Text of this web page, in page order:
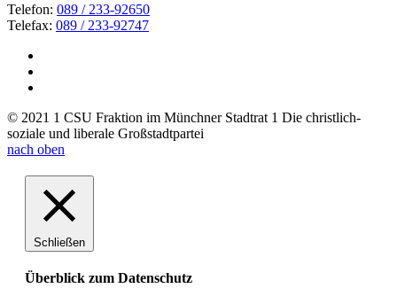
Telefon: 089 / 233-92650
Telefax: 089 / 233-92747
© 2021 1 CSU Fraktion im Münchner Stadtrat 1 Die christlich-
soziale und liberale Großstadtpartei
nach oben
Schließen
Überblick zum Datenschutz